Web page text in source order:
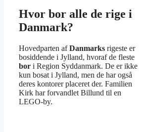
Hvor bor alle de rige i
Danmark?
Hovedparten afDanmarks rigeste er
bosiddende i Jylland, hvoraf de fleste
bor i Region Syddanmark. De er ikke
kun bosat i Jylland, men de har også
deres kontorer placeret der. Familien
Kirk har forvandlet Billund til en
LEGO-by.